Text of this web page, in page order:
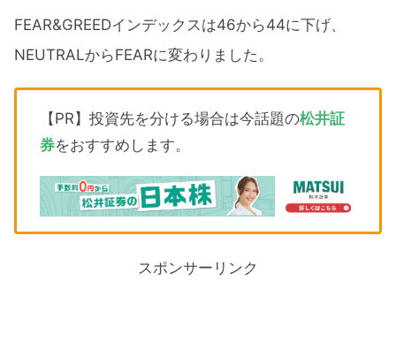
FEAR&GREEDインデックスは46から44に下げ、
NEUTRALからFEARに変わりました。
【PR】投資先を分ける場合は今話題の松井証
券をおすすめします。
スポンサーリンク